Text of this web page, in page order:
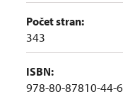
Počet stran:
343
ISBN:
978-80-87810-44-6